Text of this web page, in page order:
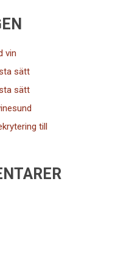
vin
sätt
sätt
till